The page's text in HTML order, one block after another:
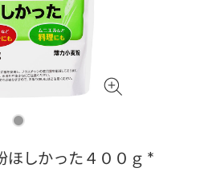
ほしかった４００ｇ *